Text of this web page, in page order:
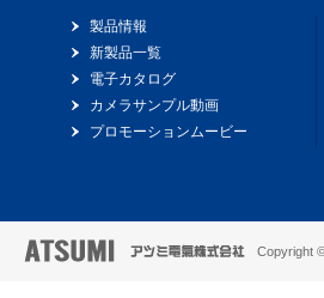
製品情報
新製品一覧
電子カタログ
カメラサンプル動画
プロモーションムービー
Copyright